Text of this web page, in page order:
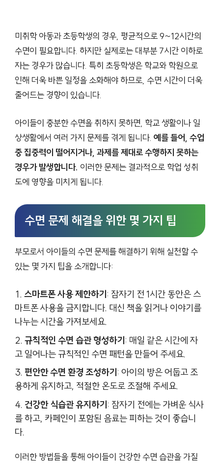
미취학 아동과 초등학생의 경우, 평균적으로 9~12시간의
수면이 필요합니다. 하지만 실제로는 대부분 7시간 이하로
자는 경우가 많습니다. 특히 초등학생은 학교와 학원으로
인해 더욱 바쁜 일정을 소화해야 하므로, 수면 시간이 더욱
줄어드는 경향이 있습니다.
아이들이 충분한 수면을 취하지 못하면, 학교 생활이나 일
상생활에서 여러 가지 문제를 겪게 됩니다. 예를 들어, 수업
중 집중력이 떨어지거나, 과제를 제대로 수행하지 못하는
경우가 발생합니다. 이러한 문제는 결과적으로 학업 성취
도에 영향을 미치게 됩니다.
수면 문제 해결을 위한 몇 가지 팁
부모로서 아이들의 수면 문제를 해결하기 위해 실천할 수
있는 몇 가지 팁을 소개합니다:
스마트폰 사용 제한하기: 잠자기 전 1시간 동안은 스
마트폰 사용을 금지합니다. 대신 책을 읽거나 이야기를
나누는 시간을 가져보세요.
규칙적인 수면 습관 형성하기: 매일 같은 시간에 자
고 일어나는 규칙적인 수면 패턴을 만들어 주세요.
편안한 수면 환경 조성하기: 아이의 방은 어둡고 조
용하게 유지하고, 적절한 온도로 조절해 주세요.
건강한 식습관 유지하기: 잠자기 전에는 가벼운 식사
를 하고, 카페인이 포함된 음료는 피하는 것이 좋습니
다.
이러한 방법들을 통해 아이들이 건강한 수면 습관을 가질